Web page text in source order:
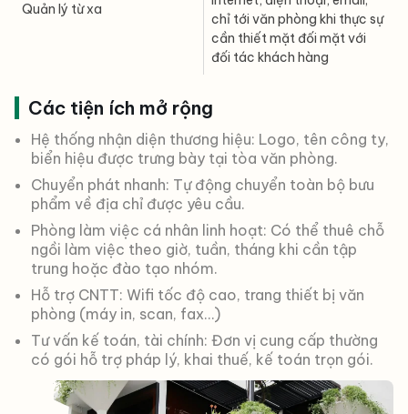
Quản lý từ xa
chỉ tới văn phòng khi thực sự
cần thiết mặt đối mặt với
đối tác khách hàng
Các tiện ích mở rộng
Hệ thống nhận diện thương hiệu: Logo, tên công ty,
biển hiệu được trưng bày tại tòa văn phòng.
Chuyển phát nhanh: Tự động chuyển toàn bộ bưu
phẩm về địa chỉ được yêu cầu.
Phòng làm việc cá nhân linh hoạt: Có thể thuê chỗ
ngồi làm việc theo giờ, tuần, tháng khi cần tập
trung hoặc đào tạo nhóm.
Hỗ trợ CNTT: Wifi tốc độ cao, trang thiết bị văn
phòng (máy in, scan, fax…)
Tư vấn kế toán, tài chính: Đơn vị cung cấp thường
có gói hỗ trợ pháp lý, khai thuế, kế toán trọn gói.